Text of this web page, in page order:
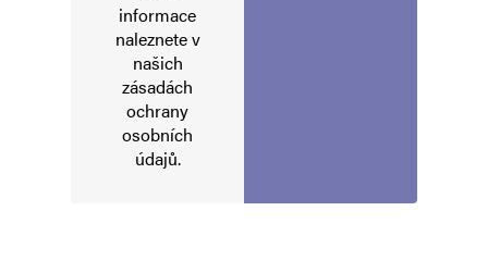
informace
naleznete v
našich
zásadách
ochrany
osobních
údajů.